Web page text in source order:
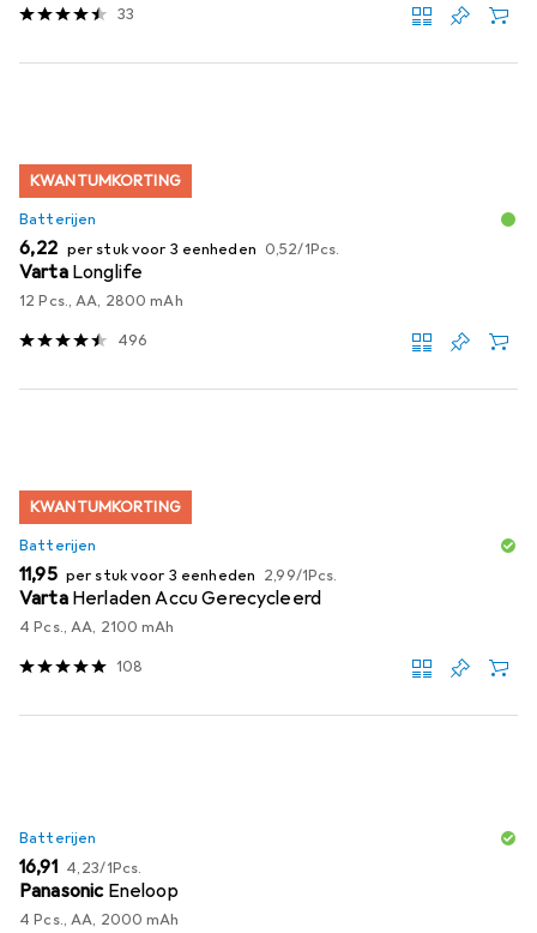
33
KWANTUMKORTING
Batterijen
EUR
6,22 per stuk voor 3 eenheden EUR
0,52/1Pcs.
Varta Longlife
12 Pcs., AA, 2800 mAh
496
KWANTUMKORTING
Batterijen
EUR
11,95 per stuk voor 3 eenheden EUR
2,99/1Pcs.
Varta Herladen Accu Gerecycleerd
4 Pcs., AA, 2100 mAh
108
Batterijen
EUR
16,91 EUR
4,23/1Pcs.
Panasonic Eneloop
4 Pcs., AA, 2000 mAh